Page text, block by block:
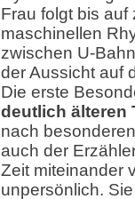
Frau folgt bis
maschinellen
zwischen U-
der Aussicht auf
Die erste
deutlich älteren
nach
auch der
Zeit miteinander
unpersönlich.